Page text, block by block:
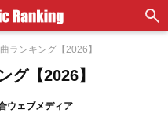
ランキング【2026】
グ【2026】
ウェブメディア